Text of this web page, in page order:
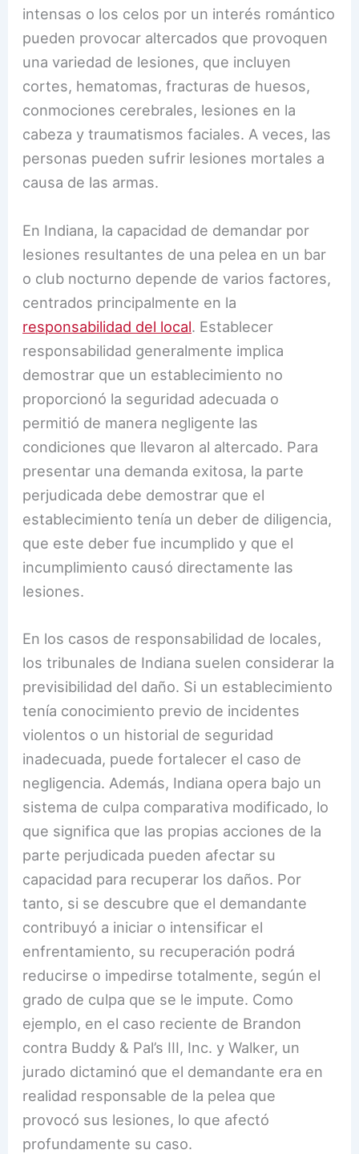
intensas o los celos por un interés romántico
pueden provocar altercados que provoquen
una variedad de lesiones, que incluyen
cortes, hematomas, fracturas de huesos,
conmociones cerebrales, lesiones en la
cabeza y traumatismos faciales. A veces, las
personas pueden sufrir lesiones mortales a
causa de las armas.
En Indiana, la capacidad de demandar por
lesiones resultantes de una pelea en un bar
o club nocturno depende de varios factores,
centrados principalmente en la
responsabilidad del local. Establecer
responsabilidad generalmente implica
demostrar que un establecimiento no
proporcionó la seguridad adecuada o
permitió de manera negligente las
condiciones que llevaron al altercado. Para
presentar una demanda exitosa, la parte
perjudicada debe demostrar que el
establecimiento tenía un deber de diligencia,
que este deber fue incumplido y que el
incumplimiento causó directamente las
lesiones.
En los casos de responsabilidad de locales,
los tribunales de Indiana suelen considerar la
previsibilidad del daño. Si un establecimiento
tenía conocimiento previo de incidentes
violentos o un historial de seguridad
inadecuada, puede fortalecer el caso de
negligencia. Además, Indiana opera bajo un
sistema de culpa comparativa modificado, lo
que significa que las propias acciones de la
parte perjudicada pueden afectar su
capacidad para recuperar los daños. Por
tanto, si se descubre que el demandante
contribuyó a iniciar o intensificar el
enfrentamiento, su recuperación podrá
reducirse o impedirse totalmente, según el
grado de culpa que se le impute. Como
ejemplo, en el caso reciente de Brandon
contra Buddy & Pal’s III, Inc. y Walker, un
jurado dictaminó que el demandante era en
realidad responsable de la pelea que
provocó sus lesiones, lo que afectó
profundamente su caso.